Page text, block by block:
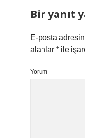
Bir yanıt
E-posta
alanlar * ile
Yorum